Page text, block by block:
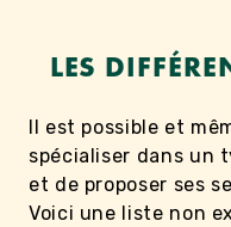
LES
Il est possible et
spécialiser dans un
et de proposer ses
Voici une liste non